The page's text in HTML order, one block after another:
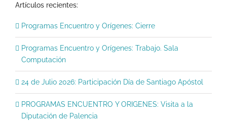
Artículos recientes:
Programas Encuentro y Orígenes: Cierre
Programas Encuentro y Orígenes: Trabajo. Sala
Computación
24 de Julio 2026: Participación Día de Santiago Apóstol
PROGRAMAS ENCUENTRO Y ORIGENES: Visita a la
Diputación de Palencia